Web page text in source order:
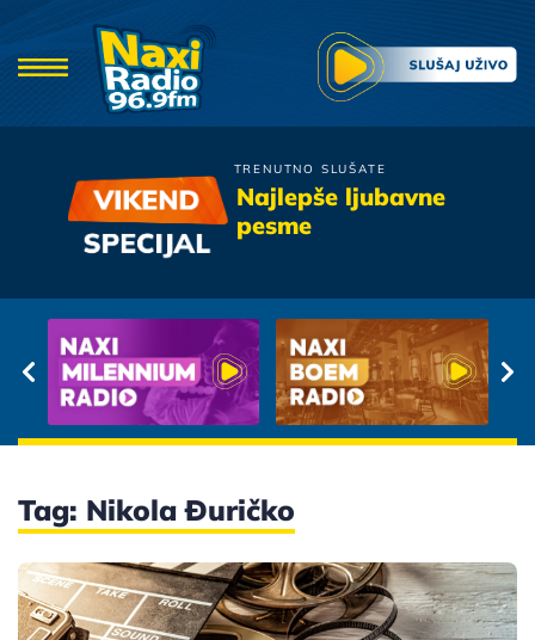
TRENUTNO SLUŠATE
Najlepše ljubavne
pesme
Zdravko Colic
Tag: Nikola Đuričko